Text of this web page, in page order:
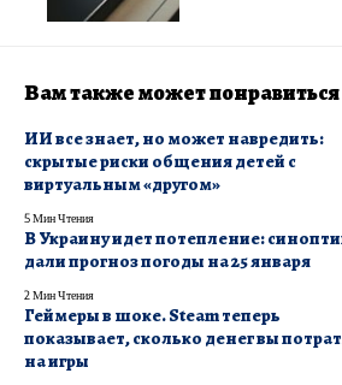
Вам также может понравиться
ИИ все знает, но может навредить:
скрытые риски общения детей с
виртуальным «другом»
5 Мин Чтения
В Украину идет потепление:
дали прогноз погоды на 25 января
2 Мин Чтения
Геймеры в шоке. Steam теперь
показывает, сколько денег вы
на игры